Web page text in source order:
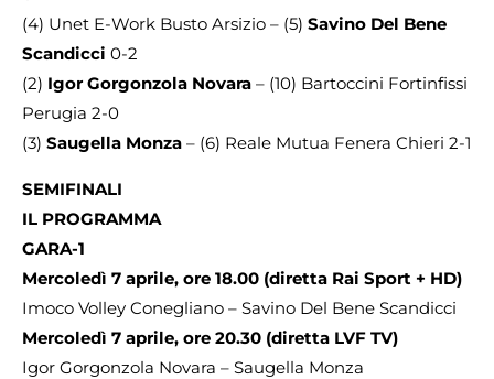
(4) Unet E-Work Busto Arsizio – (5) Savino Del Bene
Scandicci 0-2
(2) Igor Gorgonzola Novara – (10) Bartoccini Fortinfissi
Perugia 2-0
(3) Saugella Monza – (6) Reale Mutua Fenera Chieri 2-1
SEMIFINALI
IL PROGRAMMA
GARA-1
Mercoledì 7 aprile, ore 18.00 (diretta Rai Sport + HD)
Imoco Volley Conegliano – Savino Del Bene Scandicci
Mercoledì 7 aprile, ore 20.30 (diretta LVF TV)
Igor Gorgonzola Novara – Saugella Monza